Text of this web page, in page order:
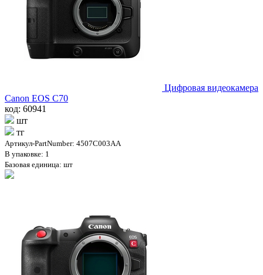
Цифровая видеокамера
Canon EOS C70
код: 60941
шт
тг
Артикул-PartNumber: 4507C003AA
В упаковке: 1
Базовая единица: шт